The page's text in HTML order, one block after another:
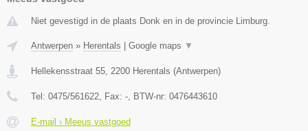
Niet gevestigd in de plaats Donk en in de provincie Limburg.
Antwerpen » Herentals | Google maps ▼
Hellekensstraat 55 2200 Herentals (Antwerpen)
Tel: 0475/561622 , Fax: - , BTW-nr: 0476443610
E-mail › Meeus vastgoed